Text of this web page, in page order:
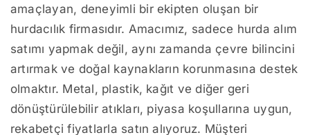
amaçlayan, deneyimli bir ekipten oluşan bir
hurdacılık firmasıdır. Amacımız, sadece hurda alım
satımı yapmak değil, aynı zamanda çevre bilincini
artırmak ve doğal kaynakların korunmasına destek
olmaktır. Metal, plastik, kağıt ve diğer geri
dönüştürülebilir atıkları, piyasa koşullarına uygun,
rekabetçi fiyatlarla satın alıyoruz. Müşteri